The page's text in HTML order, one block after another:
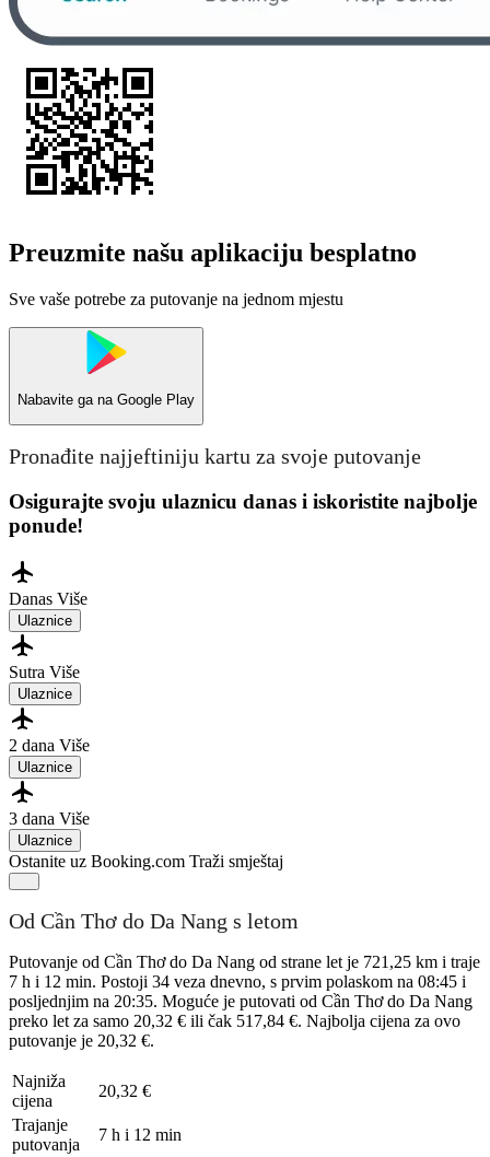
Preuzmite našu aplikaciju besplatno
Sve vaše potrebe za putovanje na jednom mjestu
Nabavite ga na Google Play
Pronađite najjeftiniju kartu za svoje putovanje
Osigurajte svoju ulaznicu danas i iskoristite najbolje
ponude!
Danas Više
Ulaznice
Sutra Više
Ulaznice
2 dana Više
Ulaznice
3 dana Više
Ulaznice
Ostanite uz Booking.com Traži smještaj
Od Cần Thơ do Da Nang s letom
Putovanje od Cần Thơ do Da Nang od strane let je 721,25 km i traje
7 h i 12 min. Postoji 34 veza dnevno, s prvim polaskom na 08:45 i
posljednjim na 20:35. Moguće je putovati od Cần Thơ do Da Nang
preko let za samo 20,32 € ili čak 517,84 €. Najbolja cijena za ovo
putovanje je 20,32 €.
Najniža
cijena
20,32 €
Trajanje
putovanja
7 h i 12 min